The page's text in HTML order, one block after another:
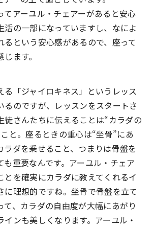
てアーユル・チェアーがあると安心
活の一部になっていますし、なによ
るという安心感があるので、座って
ます。
る「ジャイロキネス」というレッス
るのですが、レッスンをスタートさ
徒さんたちに伝えることは“カラダの
と。座るときの重心は“坐骨”にあ
ラダを乗せること、つまりは骨盤を
も重要なんです。アーユル・チェア
とを確実にカラダに教えてくれるイ
に理想的ですね。坐骨で骨盤を立て
て、カラダの自由度が大幅にあがり
インも美しくなります。アーユル・